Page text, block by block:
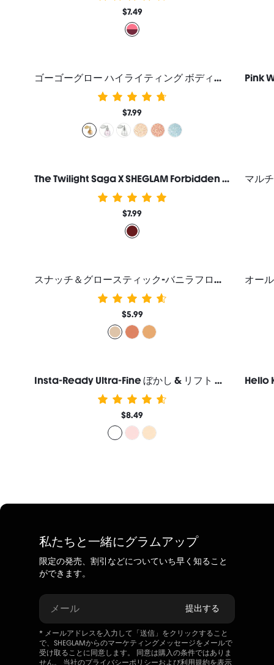
$7.49
ゴーゴーグロー ハイライティング ボディミスト ゴールド
$7.99
The Twilight Saga X SHEGLAM Forbidden Love リキッドチーク-Vitality
$7.99
スナッチ＆グロースティック-バニラフロスト
$5.99
Insta-Ready Ultra-Fine ぼかし & リフト セッティングパウダー 二イン一-Translucent
$8.49
私たちと一緒にグラムアップ
限定の発売、割引などについていち早く知ること
ができます。
メール 提出する
* メールアドレスを入力して「送信」をクリックすること
で、SHEGLAMからのマーケティングメッセージをメールで
受け取ることに同意します。 同意は購入の条件ではありま
せん。 当社のプライバシーポリシーおよび利用規約を表示